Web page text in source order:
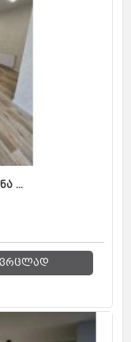
...
ვრცლად